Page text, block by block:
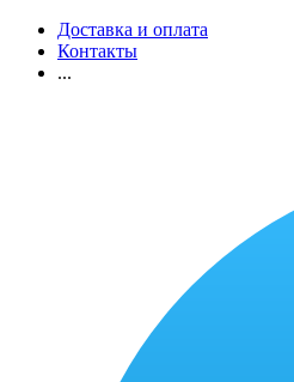
Доставка и оплата
Контакты
...